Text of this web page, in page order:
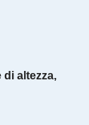
altezza,